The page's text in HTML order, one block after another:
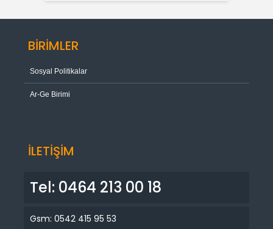
BİRİMLER
Sosyal Politikalar
Ar-Ge Birimi
İLETİŞİM
Tel: 0464 213 00 18
Gsm: 0542 415 95 53